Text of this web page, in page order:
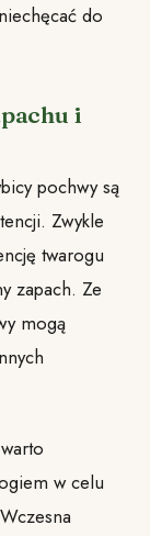
do
i
pochwy są
Zwykle
twarogu
zapach. Ze
mogą
w celu